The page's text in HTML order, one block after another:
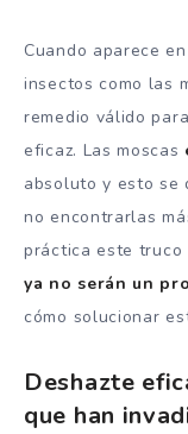
Cuando aparece
insectos como las
remedio válido
eficaz. Las moscas
absoluto y esto se
no encontrarlas
práctica este
ya no serán un
cómo solucionar
Deshazte
que han